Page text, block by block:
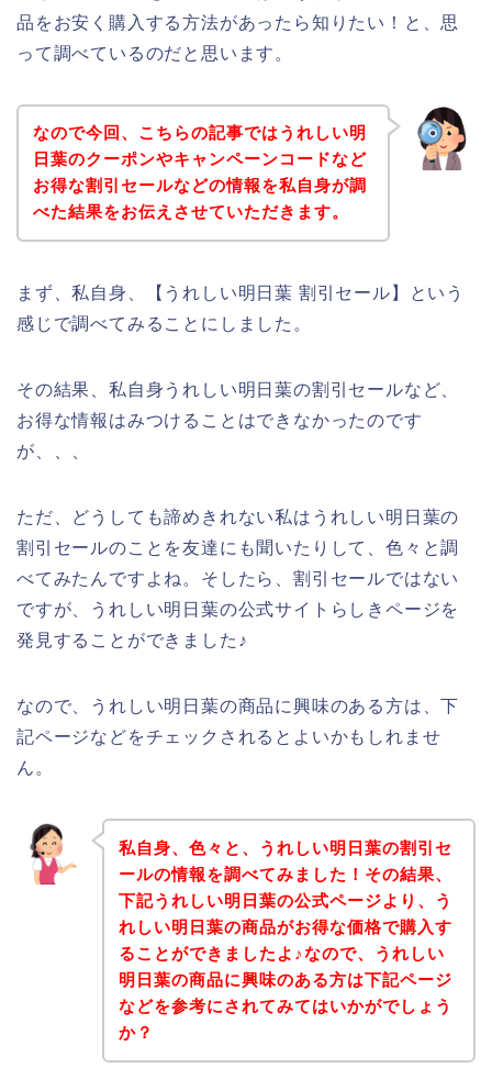
品をお安く購入する方法があったら知りたい！と、思
って調べているのだと思います。
なので今回、こちらの記事ではうれしい明
日葉のクーポンやキャンペーンコードなど
お得な割引セールなどの情報を私自身が調
べた結果をお伝えさせていただきます。
まず、私自身、【うれしい明日葉 割引セール】という
感じで調べてみることにしました。
その結果、私自身うれしい明日葉の割引セールなど、
お得な情報はみつけることはできなかったのです
が、、、
ただ、どうしても諦めきれない私はうれしい明日葉の
割引セールのことを友達にも聞いたりして、色々と調
べてみたんですよね。そしたら、割引セールではない
ですが、うれしい明日葉の公式サイトらしきページを
発見することができました♪
なので、うれしい明日葉の商品に興味のある方は、下
記ページなどをチェックされるとよいかもしれませ
ん。
私自身、色々と、うれしい明日葉の割引セ
ールの情報を調べてみました！その結果、
下記うれしい明日葉の公式ページより、う
れしい明日葉の商品がお得な価格で購入す
ることができましたよ♪なので、うれしい
明日葉の商品に興味のある方は下記ページ
などを参考にされてみてはいかがでしょう
か？